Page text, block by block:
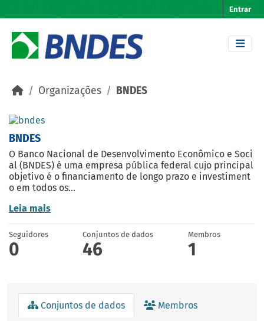
Entrar
Organizações BNDES
BNDES
O Banco Nacional de Desenvolvimento Econômico e Soci
al (BNDES) é uma empresa pública federal cujo principal
objetivo é o financiamento de longo prazo e investiment
o em todos os...
Leia mais
Seguidores
0
Conjuntos de dados
46
Membros
1
Conjuntos de dados Membros